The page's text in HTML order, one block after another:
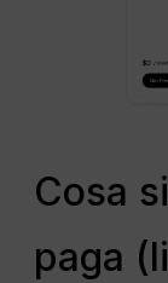
Cosa
paga